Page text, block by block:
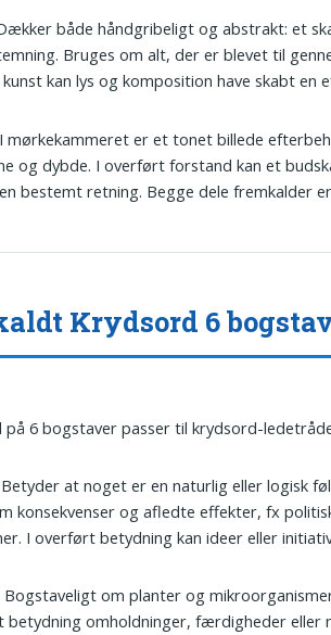
både håndgribeligt og abstrakt: et
Bruges om alt, der er blevet til
kan lys og komposition have skabt en
mørkekammeret er et tonet billede
og dybde. I overført forstand kan et
bestemt retning. Begge dele fremkalder
Krydsord 6
på 6 bogstaver passer til krydsord-
at noget er en naturlig eller logisk
konsekvenser og afledte effekter, fx
I overført betydning kan ideer eller
Bogstaveligt om planter og
betydning omholdninger, færdigheder eller